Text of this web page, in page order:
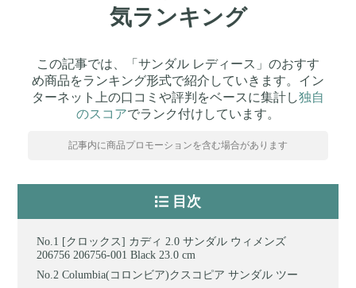
気ランキング
この記事では、「サンダル レディース」のおすす
め商品をランキング形式で紹介していきます。イン
ターネット上の口コミや評判をベースに集計し独自
のスコアでランク付けしています。
記事内に商品プロモーションを含む場合があります
目次
[クロックス] カディ 2.0 サンダル ウィメンズ
206756 206756-001 Black 23.0 cm
Columbia(コロンビア)クスコピア サンダル ツー